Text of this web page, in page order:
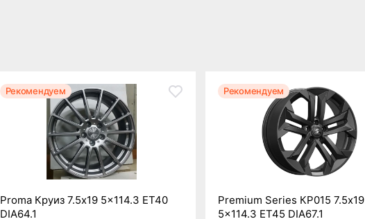
Рекомендуем
Proma Круиз 7.5x19 5x114.3 ET40
DIA64.1
Рекомендуем
Premium Series КР015 7.5x19
5x114.3 ET45 DIA67.1